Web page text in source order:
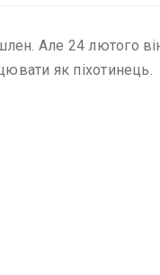
Aлe 24 лютoгo
як пixoтинeць.